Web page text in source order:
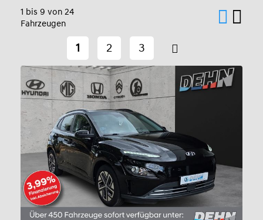
1 bis 9 von 24
Fahrzeugen
1 2 3